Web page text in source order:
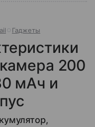
Гаджеты
200
мАч и